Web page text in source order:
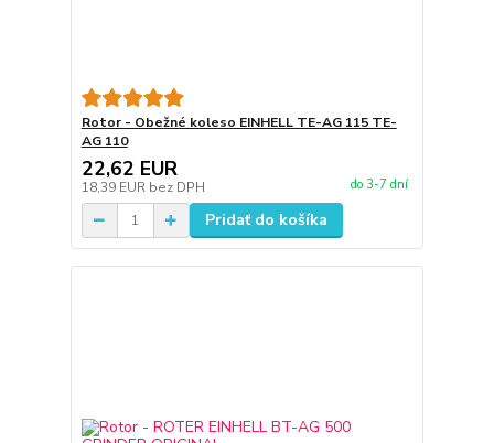
Rotor - Obežné koleso EINHELL TE-AG 115 TE-
AG 110
22,62 EUR
18,39 EUR bez DPH do 3-7 dní
Pridať do košíka